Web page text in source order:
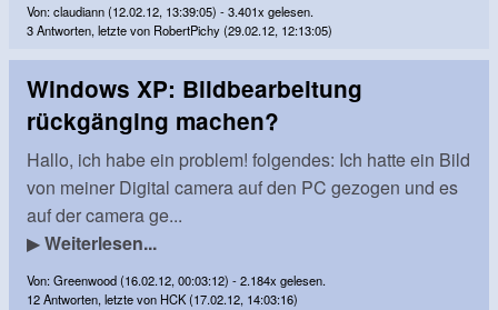
Von: claudiann (12.02.12, 13:39:05) - 3.401x gelesen.
3 Antworten, letzte von RobertPichy (29.02.12, 12:13:05)
Windows XP: Bildbearbeitung
rückgänging machen?
Hallo, ich habe ein problem! folgendes: Ich hatte ein Bild
von meiner Digital camera auf den PC gezogen und es
auf der camera ge...
▶Weiterlesen...
Von: Greenwood (16.02.12, 00:03:12) - 2.184x gelesen.
12 Antworten, letzte von HCK (17.02.12, 14:03:16)